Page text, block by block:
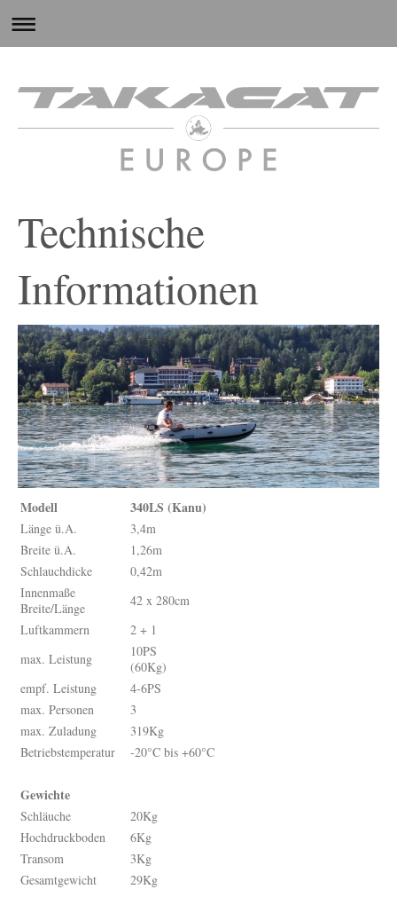
Technische
Informationen
Modell 340LS (Kanu)
Länge ü.A.
3,4m
Breite ü.A.
1,26m
Schlauchdicke
0,42m
Innenmaße
Breite/Länge
42 x 280cm
Luftkammern
2 + 1
max. Leistung
10PS
(60Kg)
empf. Leistung
4-6PS
max. Personen
3
max. Zuladung
319Kg
Betriebstemperatur
-20°C bis +60°C
Gewichte
Schläuche
20Kg
Hochdruckboden
6Kg
Transom
3Kg
Gesamtgewicht
29Kg